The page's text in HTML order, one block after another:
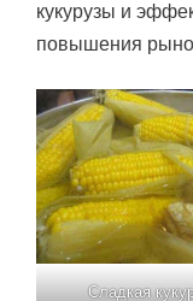
кукурузы и
повышения
Сладкая